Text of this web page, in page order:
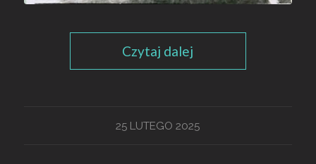
Czytaj dalej
25 LUTEGO 2025